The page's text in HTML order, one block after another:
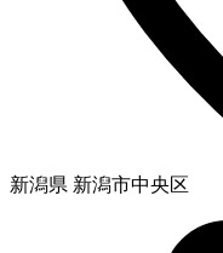
新潟県 新潟市中央区